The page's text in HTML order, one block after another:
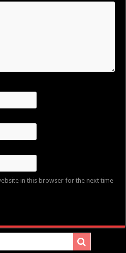
in this browser for the next time